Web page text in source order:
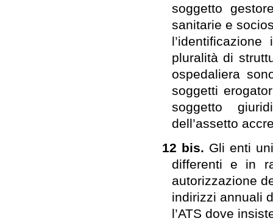
soggetto
sanitarie e
pluralità di
ospedaliera
soggetti
soggetto
dell’assetto
12 bis. Gli enti
differenti e in
autorizzazione
indirizzi annuali
l’ATS dove